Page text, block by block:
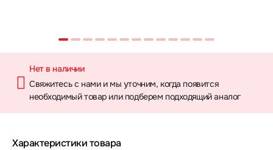
Нет в наличии
Свяжитесь с нами и мы уточним, когда появится
необходимый товар или подберем подходящий аналог
Характеристики товара